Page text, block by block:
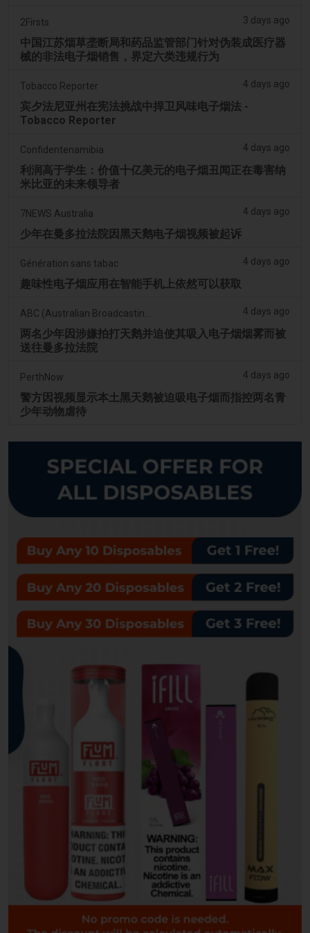
2Firsts 3 days ago
中国江苏烟草垄断局和药品监管部门针对伪装成医疗器
械的非法电子烟销售，界定六类违规行为
Tobacco Reporter 4 days ago
宾夕法尼亚州在宪法挑战中捍卫风味电子烟法 -
Tobacco Reporter
Confidentenamibia 4 days ago
利润高于学生：价值十亿美元的电子烟丑闻正在毒害纳
米比亚的未来领导者
7NEWS Australia 4 days ago
少年在曼多拉法院因黑天鹅电子烟视频被起诉
Génération sans tabac 4 days ago
趣味性电子烟应用在智能手机上依然可以获取
4 days ago
两名少年因涉嫌拍打天鹅并迫使其吸入电子烟烟雾而被
送往曼多拉法院
PerthNow 4 days ago
警方因视频显示本土黑天鹅被迫吸电子烟而指控两名青
少年动物虐待